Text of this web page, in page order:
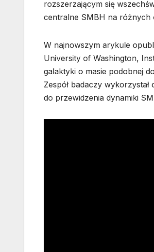
rozszerzającym się
centralne SMBH na różnych
W najnowszym arykule
University of Washington,
galaktyki o masie podobnej
Zespół badaczy
do przewidzenia dynamiki